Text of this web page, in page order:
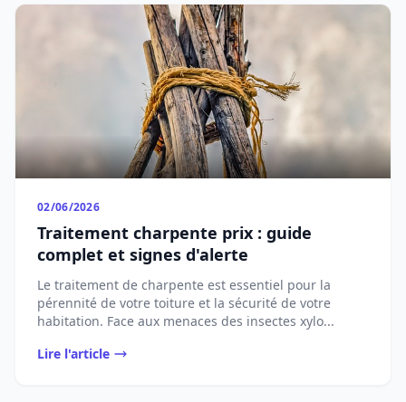
02/06/2026
Traitement charpente prix : guide
complet et signes d'alerte
Le traitement de charpente est essentiel pour la
pérennité de votre toiture et la sécurité de votre
habitation. Face aux menaces des insectes xylo...
Lire l'article